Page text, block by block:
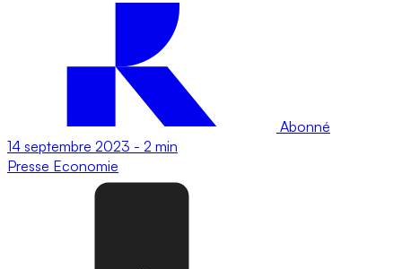
Abonné
14 septembre 2023 - 2 min
Presse Economie